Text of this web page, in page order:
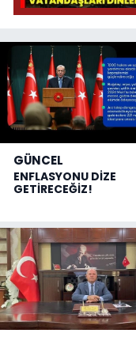
GÜNCEL
ENFLASYONU DİZE
GETİRECEĞİZ!